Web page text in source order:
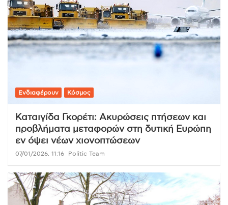
Ενδιαφέρουν Κόσμος
Καταιγίδα Γκορέτι: Ακυρώσεις πτήσεων και
προβλήματα μεταφορών στη δυτική Ευρώπη
εν όψει νέων χιονοπτώσεων
07/01/2026, 11:16 Politic Team